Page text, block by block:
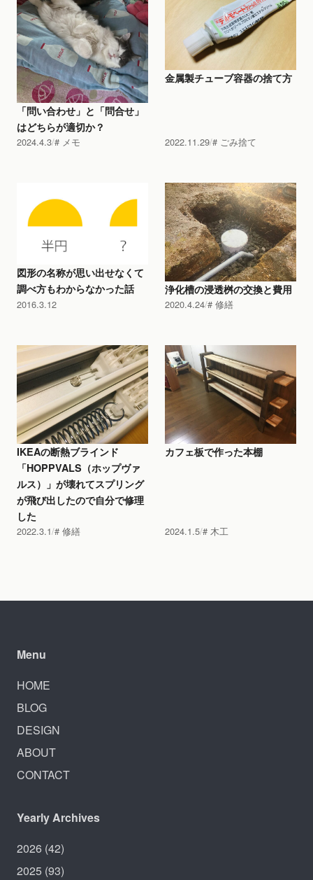
「問い合わせ」と「問合せ」
はどちらが適切か？
2024.4.3 メモ
金属製チューブ容器の捨て方
2022.11.29 ごみ捨て
図形の名称が思い出せなくて
調べ方もわからなかった話
2016.3.12
浄化槽の浸透桝の交換と費用
2020.4.24 修繕
IKEAの断熱ブラインド
「HOPPVALS（ホップヴァ
ルス）」が壊れてスプリング
が飛び出したので自分で修理
した
2022.3.1 修繕
カフェ板で作った本棚
2024.1.5 木工
Menu
HOME
BLOG
DESIGN
ABOUT
CONTACT
Yearly Archives
2026 (42)
2025 (93)